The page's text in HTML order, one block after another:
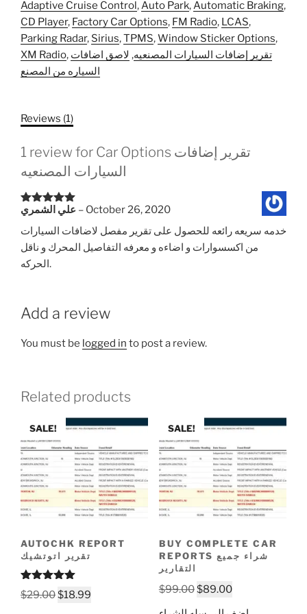
Adaptive Cruise Control ,Auto Park,Automatic Braking,
CD Player, Factory Car Options, FM Radio, LCAS,
Parking Radar, Sirius,TPMS,Window Sticker Options,
XM Radio, تقرير إضافات السيارات المصنعيه, لاصق اضافات
السياره من المصنع
Reviews (1)
1 review for Car Options تقرير إضافات
السيارات المصنعيه
Rated5 out – October 26, 2020
خدمه سريعه رائعه للحصول على تقرير مفصل لاضافات السيارات
من اكسسوارات و اضاءه و معرفه التفاصيل المحرك و ناقل
الحركه.
Add a review
You must be logged in to post a review.
Related products
SALE!
AUTOCHK REPORT
تقرير اتوتشيك
Rated5.00
out of 5
$29.00Original
$18.99
SALE!
BUY COMPLETE CAR
REPORTS شراء جميع
التقارير
$99.00 Original
$89.00Current